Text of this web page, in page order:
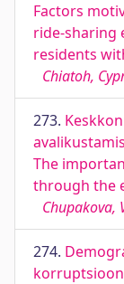
Factors
ride-sharing
residents
Chiatoh,
273.
The
through the
Chupakova,
274.